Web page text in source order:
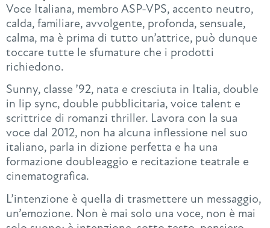
Voce Italiana, membro ASP-VPS, accento neutro,
calda, familiare, avvolgente, profonda, sensuale,
calma, ma è prima di tutto un’attrice, può dunque
toccare tutte le sfumature che i prodotti
richiedono.
Sunny, classe ’92, nata e cresciuta in Italia, double
in lip sync, double pubblicitaria, voice talent e
scrittrice di romanzi thriller. Lavora con la sua
voce dal 2012, non ha alcuna inflessione nel suo
italiano, parla in dizione perfetta e ha una
formazione doubleaggio e recitazione teatrale e
cinematografica.
L’intenzione è quella di trasmettere un messaggio,
un’emozione. Non è mai solo una voce, non è mai